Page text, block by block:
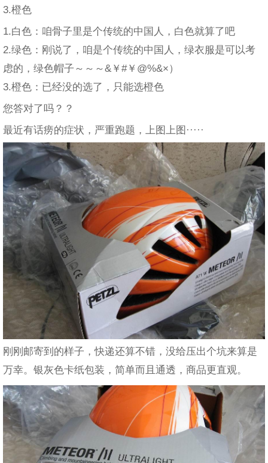
3.橙色
1.白色：咱骨子里是个传统的中国人，白色就算了吧
2.绿色：刚说了，咱是个传统的中国人，绿衣服是可以考
虑的，绿色帽子～～～&￥#￥@%&×）
3.橙色：已经没的选了，只能选橙色
您答对了吗？？
最近有话痨的症状，严重跑题，上图上图·····
刚刚邮寄到的样子，快递还算不错，没给压出个坑来算是
万幸。银灰色卡纸包装，简单而且通透，商品更直观。